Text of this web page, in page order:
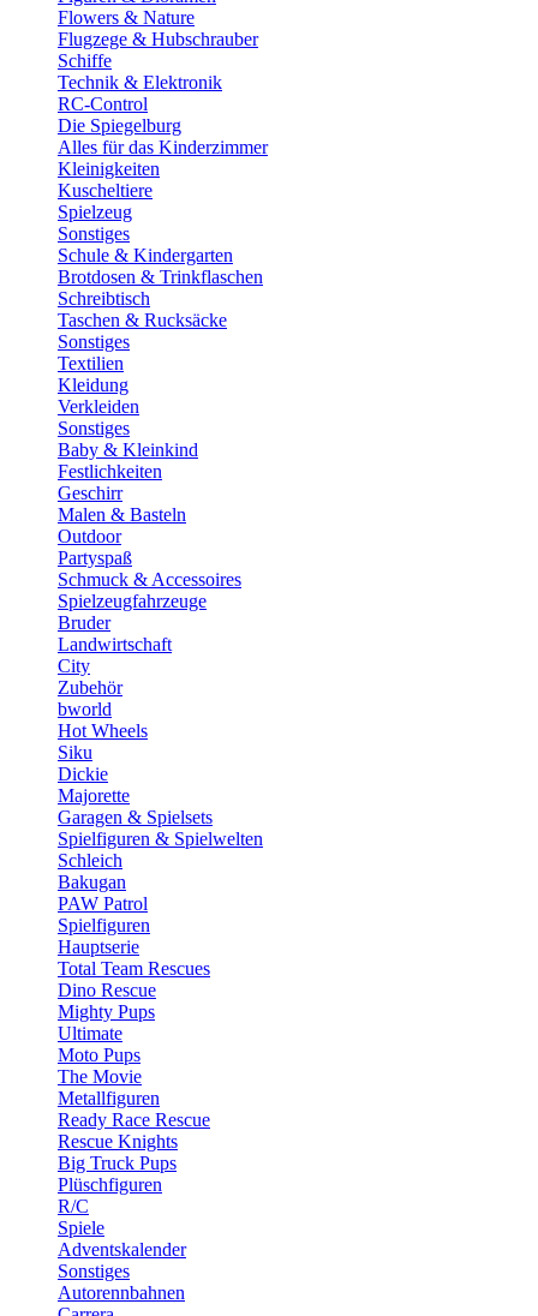
Flowers & Nature
Flugzege & Hubschrauber
Schiffe
Technik & Elektronik
RC-Control
Die Spiegelburg
Alles für das Kinderzimmer
Kleinigkeiten
Kuscheltiere
Spielzeug
Sonstiges
Schule & Kindergarten
Brotdosen & Trinkflaschen
Schreibtisch
Taschen & Rucksäcke
Sonstiges
Textilien
Kleidung
Verkleiden
Sonstiges
Baby & Kleinkind
Festlichkeiten
Geschirr
Malen & Basteln
Outdoor
Partyspaß
Schmuck & Accessoires
Spielzeugfahrzeuge
Bruder
Landwirtschaft
City
Zubehör
bworld
Hot Wheels
Siku
Dickie
Majorette
Garagen & Spielsets
Spielfiguren & Spielwelten
Schleich
Bakugan
PAW Patrol
Spielfiguren
Hauptserie
Total Team Rescues
Dino Rescue
Mighty Pups
Ultimate
Moto Pups
The Movie
Metallfiguren
Ready Race Rescue
Rescue Knights
Big Truck Pups
Plüschfiguren
R/C
Spiele
Adventskalender
Sonstiges
Autorennbahnen